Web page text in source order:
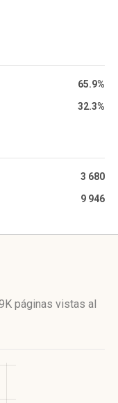
65.9%
32.3%
3 680
9 946
páginas vistas al